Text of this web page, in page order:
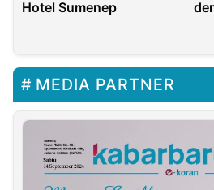
Hotel Sumenep
MEDIA PARTNER